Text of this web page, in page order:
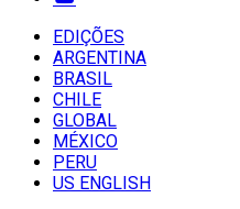
EDIÇÕES
ARGENTINA
BRASIL
CHILE
GLOBAL
MÉXICO
PERU
US ENGLISH